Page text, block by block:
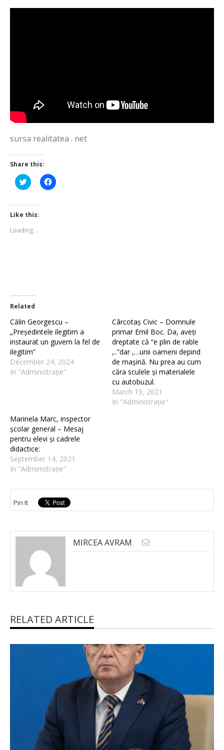
sursa realitatea . net
Share this:
Click
to
Twitter
(Opens
in
window)
Click
to
Like this:
Loading...
Related
Călin Georgescu –
„Președintele ilegitim a
instaurat un guvern la fel de
ilegitim”
December 24, 2024
In "Administrație"
Cârcotaș Civic – Domnule
primar Emil Boc. Da, aveți
dreptate că “e plin de rable
,..”dar ,…unii oameni depind
de mașină. Nu prea au cum
căra sculele și materialele
cu autobuzul.
March 19, 2021
In "Administrație"
Marinela Marc, inspector
școlar general – Mesaj
pentru elevi și cadrele
didactice:
September 14, 2021
In "Administrație"
Pin It
MIRCEA AVRAM
RELATED ARTICLE